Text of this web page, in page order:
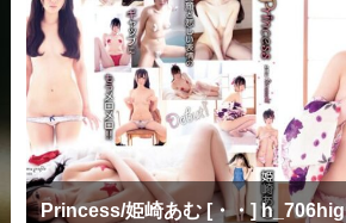
Princess/姫崎あむ [・・]